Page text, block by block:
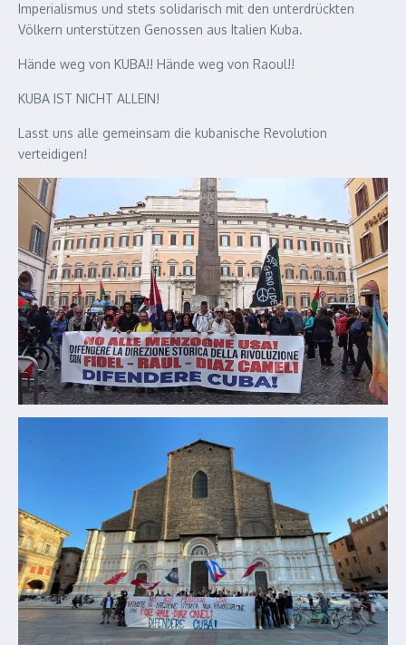
Imperialismus und stets solidarisch mit den unterdrückten
Völkern unterstützen Genossen aus Italien Kuba.
Hände weg von KUBA!! Hände weg von Raoul!!
KUBA IST NICHT ALLEIN!
Lasst uns alle gemeinsam die kubanische Revolution
verteidigen!